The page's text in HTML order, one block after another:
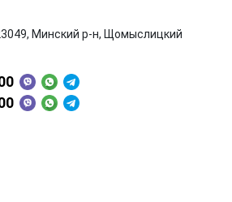
Минский р-н, Щомыслицкий